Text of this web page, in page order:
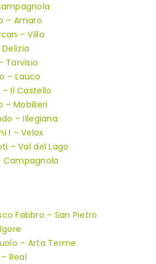
– Amaro
– Villa
Tarvisio
– Lauco
Il Castello
– Mobilieri
– Illegiana
I – Velox
– Val del Lago
Campagnola
Fabbro – San Pietro
– Arta Terme
Real